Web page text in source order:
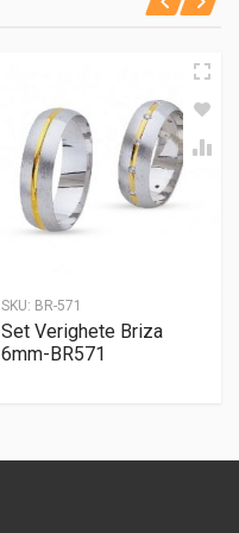
SKU: BR-571
Set Verighete Briza
6mm-BR571